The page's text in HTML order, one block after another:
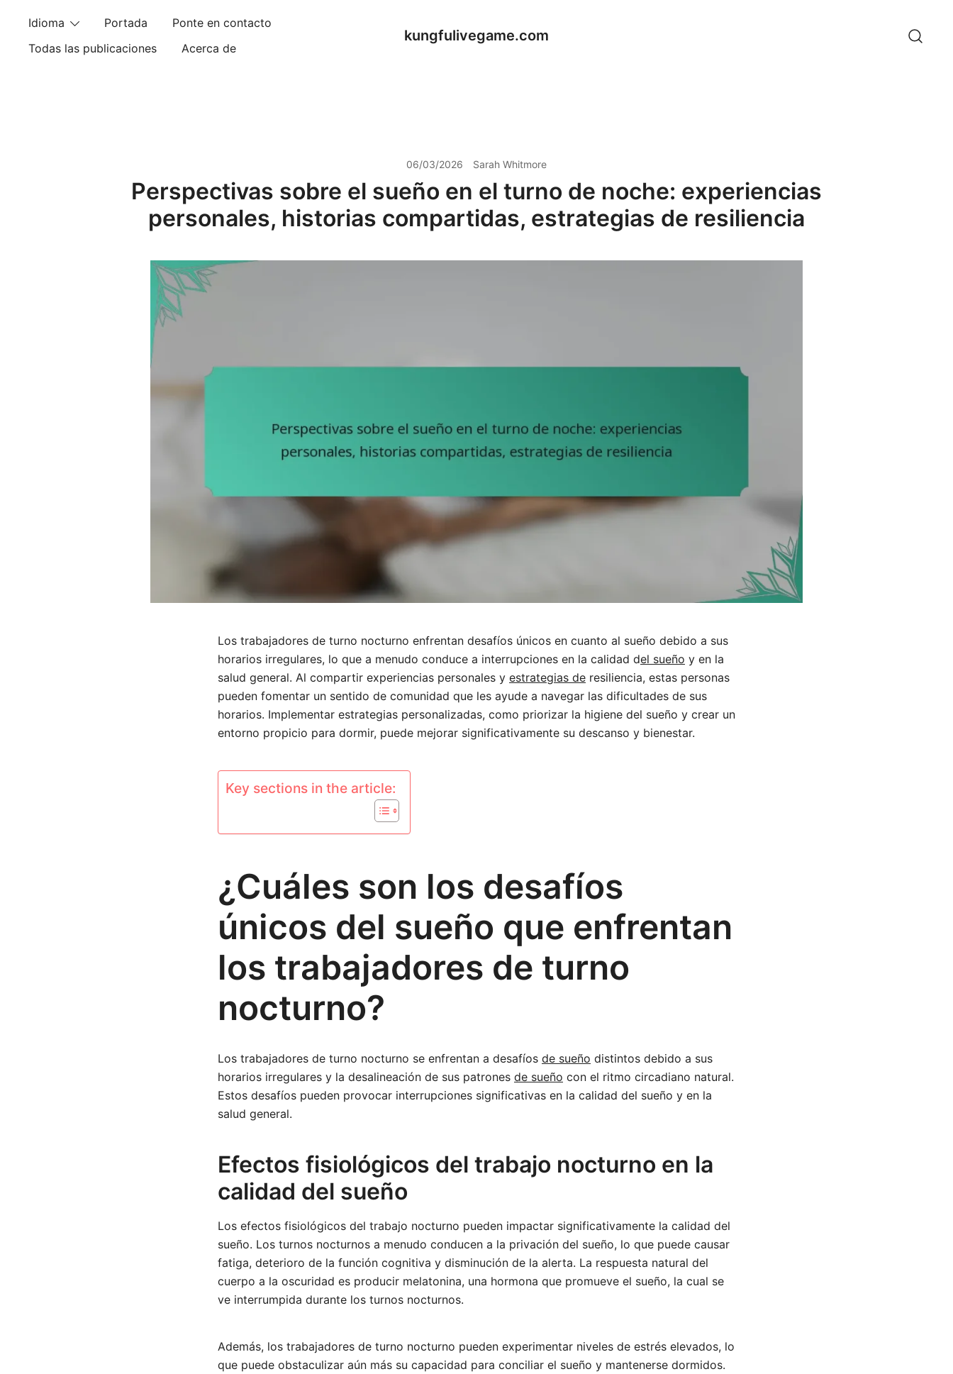
content
Idioma Portada
Ponte en contacto
Todas las publicaciones
Acerca de
kungfulivegame.com
06/03/2026 Sarah Whitmore
Perspectivas sobre el sueño en el turno de noche: experiencias
personales, historias compartidas, estrategias de resiliencia
Los trabajadores de turno nocturno enfrentan desafíos únicos en cuanto al sueño debido a sus
horarios irregulares, lo que a menudo conduce a interrupciones en la calidad del sueño y en la
salud general. Al compartir experiencias personales y estrategias de resiliencia, estas personas
pueden fomentar un sentido de comunidad que les ayude a navegar las dificultades de sus
horarios. Implementar estrategias personalizadas, como priorizar la higiene del sueño y crear un
entorno propicio para dormir, puede mejorar significativamente su descanso y bienestar.
Key sections in the article:
¿Cuáles son los desafíos
únicos del sueño que enfrentan
los trabajadores de turno
nocturno?
Los trabajadores de turno nocturno se enfrentan a desafíos de sueño distintos debido a sus
horarios irregulares y la desalineación de sus patrones de sueño con el ritmo circadiano natural.
Estos desafíos pueden provocar interrupciones significativas en la calidad del sueño y en la
salud general.
Efectos fisiológicos del trabajo nocturno en la
calidad del sueño
Los efectos fisiológicos del trabajo nocturno pueden impactar significativamente la calidad del
sueño. Los turnos nocturnos a menudo conducen a la privación del sueño, lo que puede causar
fatiga, deterioro de la función cognitiva y disminución de la alerta. La respuesta natural del
cuerpo a la oscuridad es producir melatonina, una hormona que promueve el sueño, la cual se
ve interrumpida durante los turnos nocturnos.
Además, los trabajadores de turno nocturno pueden experimentar niveles de estrés elevados, lo
que puede obstaculizar aún más su capacidad para conciliar el sueño y mantenerse dormidos.